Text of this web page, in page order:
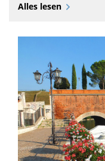
Alles lesen